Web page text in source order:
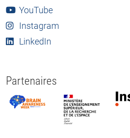
YouTube
Instagram
LinkedIn
Partenaires